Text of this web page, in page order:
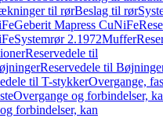
til rørBeslag til rør
Geberit Mapress CuNiFe
Systemrør 2.1972Muffer
Reservedele til
Reservedele til
til T-stykkerOvergange,
Overgange og forbindelser,
forbindelser, kan